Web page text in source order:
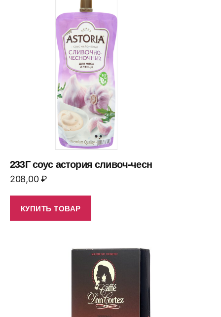
233Г соус астория сливоч-чесн
208,00₽
КУПИТЬ ТОВАР